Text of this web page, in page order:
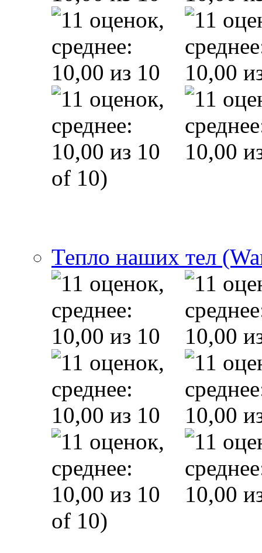
of 10)
Тепло наших тел
of 10)